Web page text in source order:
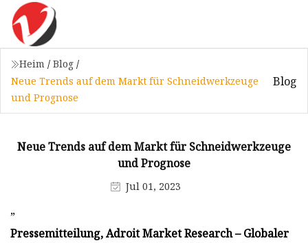
Heim / Blog /
Neue Trends auf dem Markt für Schneidwerkzeuge
und Prognose
Blog
Neue Trends auf dem Markt für Schneidwerkzeuge
und Prognose
Jul 01, 2023
„
Pressemitteilung, Adroit Market Research – Globaler